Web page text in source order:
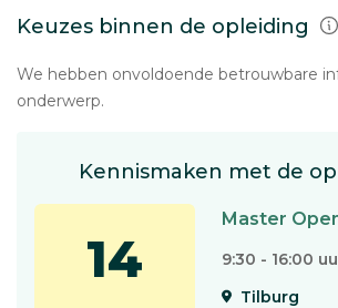
Keuzes binnen de opleiding
We hebben onvoldoende betrouwbare
onderwerp.
Kennismaken met de
14
Master
9:30 - 16:00
Tilburg